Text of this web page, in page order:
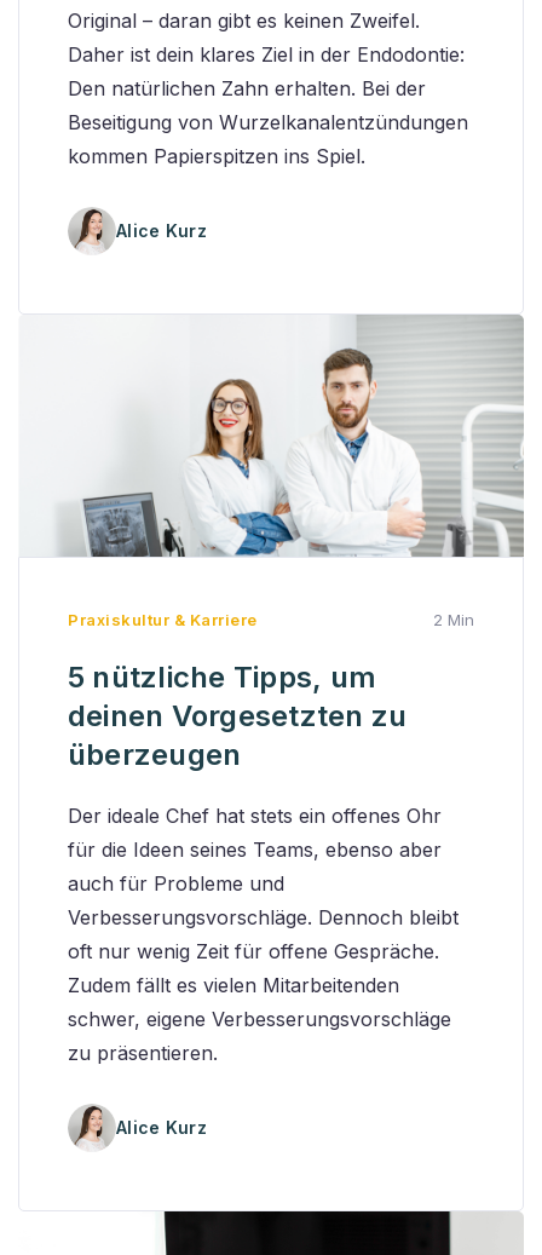
Original – daran gibt es keinen Zweifel.
Daher ist dein klares Ziel in der Endodontie:
Den natürlichen Zahn erhalten. Bei der
Beseitigung von Wurzelkanalentzündungen
kommen Papierspitzen ins Spiel.
Alice Kurz
Praxiskultur & Karriere 2 Min
5 nützliche Tipps, um
deinen Vorgesetzten zu
überzeugen
Der ideale Chef hat stets ein offenes Ohr
für die Ideen seines Teams, ebenso aber
auch für Probleme und
Verbesserungsvorschläge. Dennoch bleibt
oft nur wenig Zeit für offene Gespräche.
Zudem fällt es vielen Mitarbeitenden
schwer, eigene Verbesserungsvorschläge
zu präsentieren.
Alice Kurz